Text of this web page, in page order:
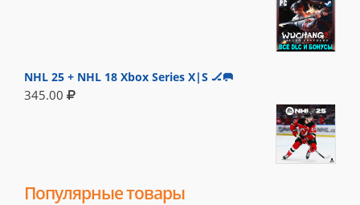
NHL 25 + NHL 18 Xbox Series X|S 🏒🥅
345.00
Популярные товары